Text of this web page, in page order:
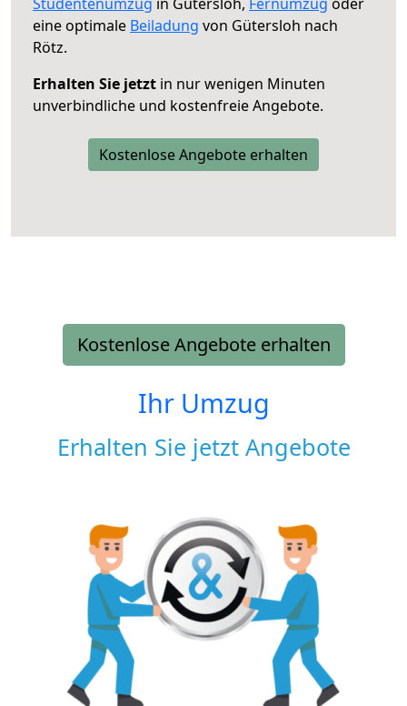
eine optimale Beiladung von Gütersloh nach
Rötz.
Erhalten Sie jetzt in nur wenigen Minuten
unverbindliche und kostenfreie Angebote.
Kostenlose Angebote erhalten
Kostenlose Angebote erhalten
Ihr Umzug
Erhalten Sie jetzt Angebote